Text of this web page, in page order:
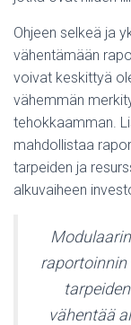
Ohjeen selkeä ja
vähentämään
voivat keskittyä
vähemmän
tehokkaamman.
mahdollistaa
tarpeiden ja
alkuvaiheen
vähentää